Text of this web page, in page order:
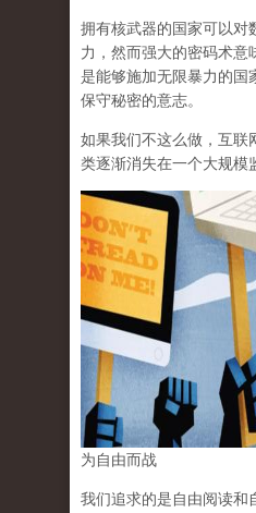
拥有核武器的国家可以对
力，然而强大的密码术
是能够施加无限暴力的
保守秘密的意志。
如果我们不这么做，互联
类逐渐消失在一个大规模
为自由而战
我们追求的是自由阅读和